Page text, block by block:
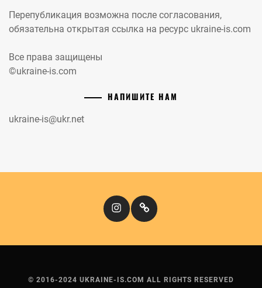
Перепубликация возможна после согласования,
обязательна открытая ссылка на ресурс ukraine-is.com
Все права защищены
©ukraine-is.com
НАПИШИТЕ НАМ
ukraine-is@ukr.net
InstagramКіномандри
© 2016-2024 UKRAINE-IS.COM ALL RIGHTS RESERVED